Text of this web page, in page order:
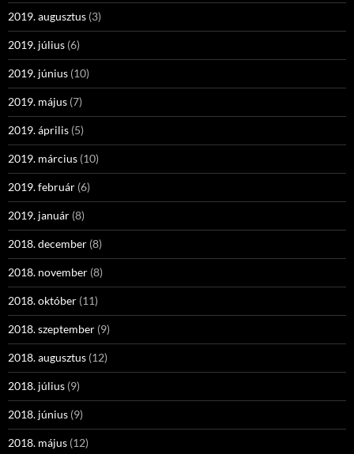
2019. augusztus (3)
2019. július (6)
2019. június (10)
2019. május (7)
2019. április (5)
2019. március (10)
2019. február (6)
2019. január (8)
2018. december (8)
2018. november (8)
2018. október (11)
2018. szeptember (9)
2018. augusztus (12)
2018. július (9)
2018. június (9)
2018. május (12)